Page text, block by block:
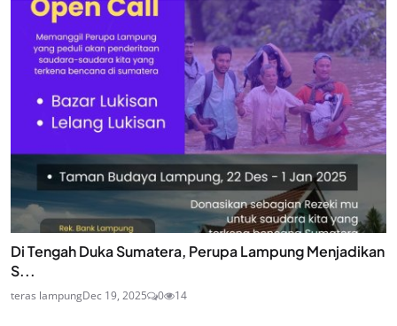
Di Tengah Duka Sumatera, Perupa Lampung Menjadikan
S...
teras lampungDec 19, 2025 0 14